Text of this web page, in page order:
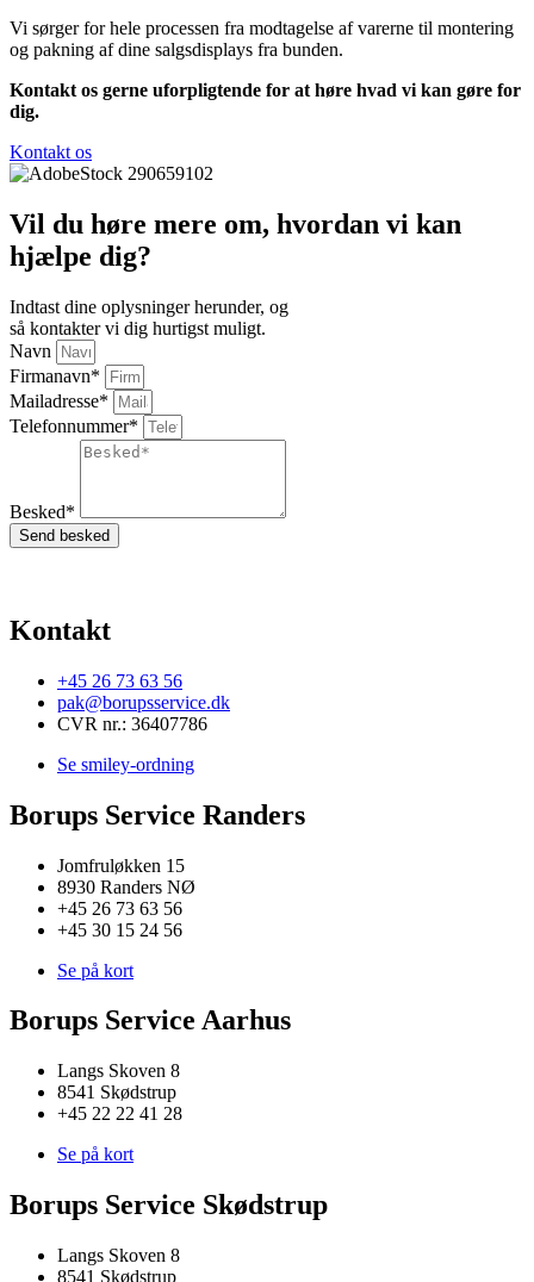
Vi sørger for hele processen fra modtagelse af varerne til montering
og pakning af dine salgsdisplays fra bunden.
Kontakt os gerne uforpligtende for at høre hvad vi kan gøre for
dig.
Kontakt os
Vil du høre mere om, hvordan vi kan
hjælpe dig?
Indtast dine oplysninger herunder, og
så kontakter vi dig hurtigst muligt.
Navn
Firmanavn*
Mailadresse*
Telefonnummer*
Besked*
Send besked
Kontakt
+45 26 73 63 56
pak@borupsservice.dk
CVR nr.: 36407786
Se smiley-ordning
Borups Service Randers
Jomfruløkken 15
8930 Randers NØ
+45 26 73 63 56
+45 30 15 24 56
Se på kort
Borups Service Aarhus
Langs Skoven 8
8541 Skødstrup
+45 22 22 41 28
Se på kort
Borups Service Skødstrup
Langs Skoven 8
8541 Skødstrup